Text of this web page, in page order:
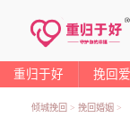
重归于好 挽回
倾城挽回 > 挽回婚姻 >